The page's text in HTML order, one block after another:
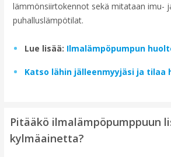
lämmönsiirtokennot sekä mitataan imu-
puhalluslämpötilat.
Lue lisää: Ilmalämpöpumpun
Katso lähin jälleenmyyjäsi ja tilaa
Pitääkö ilmalämpöpumppuun
kylmäainetta?